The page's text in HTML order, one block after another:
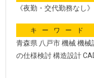
《夜勤・交代勤務なし
キーワード
青森県 八戸市 機械 機
の仕様検討 構造設計